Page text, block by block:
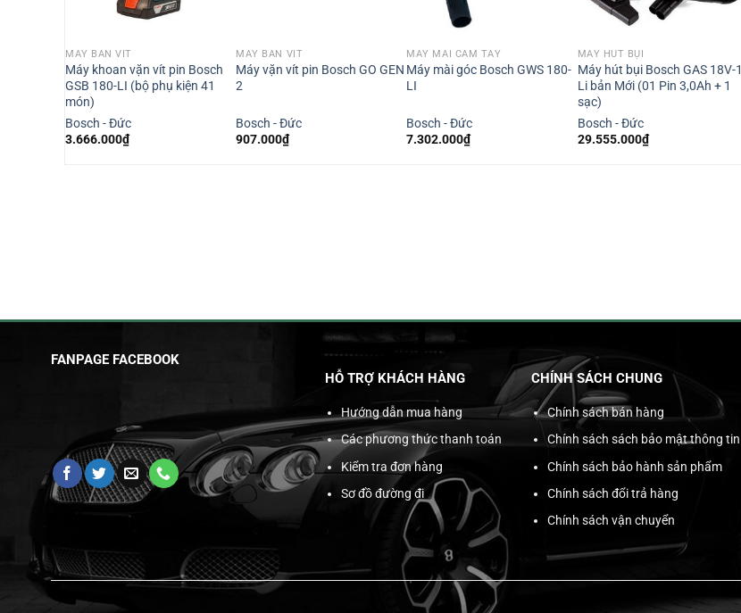
MÁY BẮN VÍT
Máy khoan vặn vít pin Bosch
GSB 180-LI (bộ phụ kiện 41
món)
Bosch - Đức
3.666.000₫
MÁY BẮN VÍT
Máy vặn vít pin Bosch GO GEN
2
Bosch - Đức
907.000₫
MÁY MÀI CẦM TAY
Máy mài góc Bosch GWS 180-
LI
Bosch - Đức
7.302.000₫
MÁY HÚT BỤI
Máy hút bụi Bosch GAS 18V-1
Li bản Mới (01 Pin 3,0Ah + 1
sạc)
Bosch - Đức
29.555.000₫
FANPAGE FACEBOOK
HỖ TRỢ KHÁCH HÀNG
Hướng dẫn mua hàng
Các phương thức thanh toán
Kiểm tra đơn hàng
Sơ đồ đường đi
CHÍNH SÁCH CHUNG
Chính sách bán hàng
Chính sách sách bảo mật thông tin
Chính sách bảo hành sản phẩm
Chính sách đổi trả hàng
Chính sách vận chuyển